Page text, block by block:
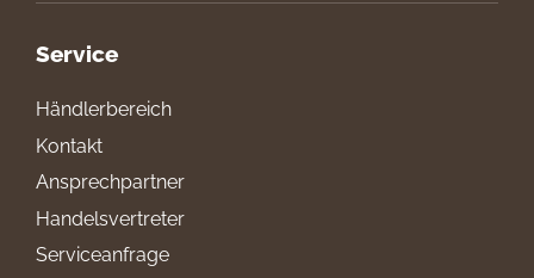
Service
Händlerbereich
Kontakt
Ansprechpartner
Handelsvertreter
Serviceanfrage